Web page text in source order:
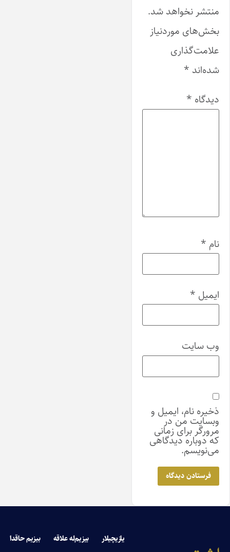
منتشر نخواهد شد.
بخش‌های موردنیاز
علامت‌گذاری
شده‌اند *
دیدگاه *
نام *
ایمیل *
وب‌ سایت
ذخیره نام، ایمیل و
وبسایت من در
مرورگر برای زمانی
که دوباره دیدگاهی
می‌نویسم.
یازیچیلار بیزیم‌له علاقه بیزیم حاقدا